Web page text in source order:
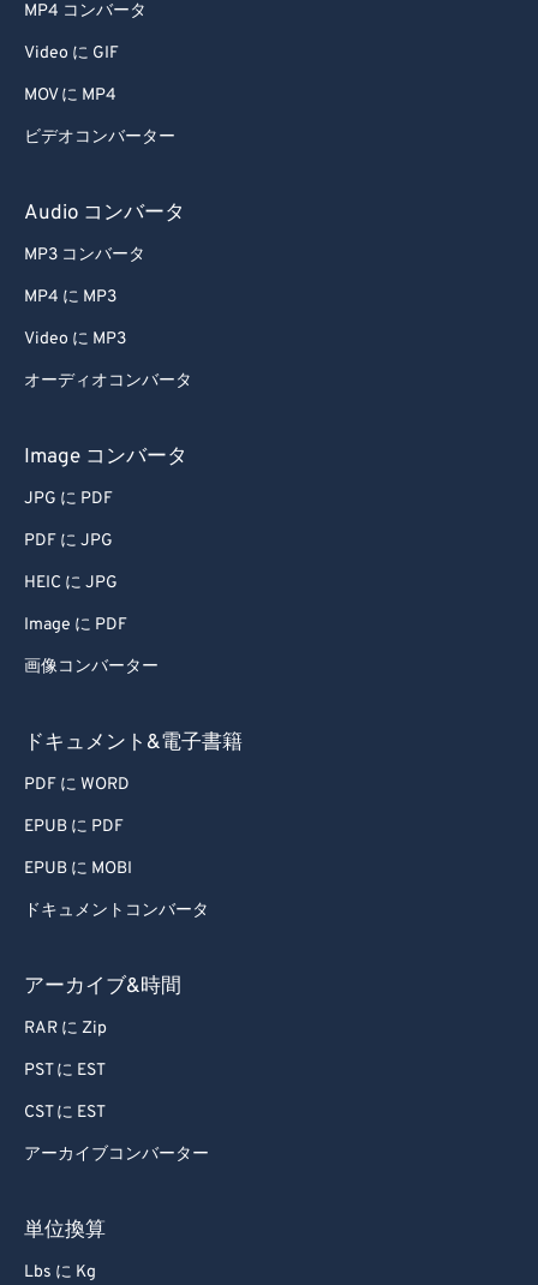
MP4 コンバータ
Video に GIF
MOV に MP4
ビデオコンバーター
Audio コンバータ
MP3 コンバータ
MP4 に MP3
Video に MP3
オーディオコンバータ
Image コンバータ
JPG に PDF
PDF に JPG
HEIC に JPG
Image に PDF
画像コンバーター
ドキュメント&電子書籍
PDF に WORD
EPUB に PDF
EPUB に MOBI
ドキュメントコンバータ
アーカイブ&時間
RAR に Zip
PST に EST
CST に EST
アーカイブコンバーター
単位換算
Lbs に Kg